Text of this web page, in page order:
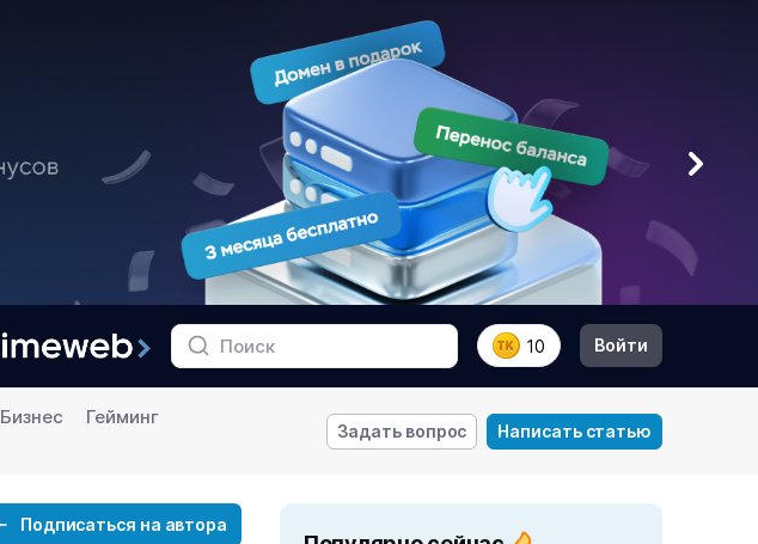
10 Войти
Бизнес
Гейминг
Задать вопрос Написать статью
Подписаться на автора